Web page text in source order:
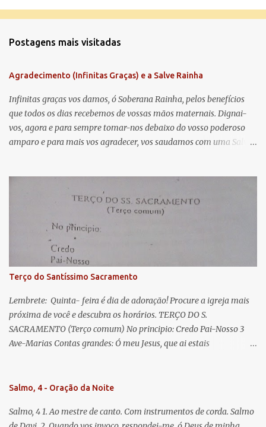
e
t
á
r
i
o
Postagens mais visitadas
Agradecimento (Infinitas Graças) e a Salve Rainha
Infinitas graças vos damos, ó Soberana Rainha, pelos benefícios
que todos os dias recebemos de vossas mãos maternais. Dignai-
vos, agora e para sempre tomar-nos debaixo do vosso poderoso
amparo e para mais vos agradecer, vos saudamos com uma Salve
lágrimas. Eia, pois, Advogada nossa, estes vossos olhos
misericordiosos a nós volvei, e depois deste desterro, mostrai-nos
Jesus. Bendito é o fruto do vosso ventre, ó clemente, ó piedosa, ó
doce e sempre Virgem Maria. Rogai por nós Santa Mãe de Deus.
Para que sejamos dignos das promessas de Cristo. Amém.
Terço do Santíssimo Sacramento
Lembrete: Quinta- feira é dia de adoração! Procure a igreja mais
próxima de você e descubra os horários. TERÇO DO S.
SACRAMENTO (Terço comum) No principio: Credo Pai-Nosso 3
Ave-Marias Contas grandes: Ó meu Jesus, que ai estais
Vós morra eu! Nas contas pequenas: Sacramento de Amor!
que nos salva, dá-nos Vossa força, Vosso perdão e a Vossa
Salmo, 4 - Oração da Noite
Salmo, 4 1. Ao mestre de canto. Com instrumentos de corda. Salmo